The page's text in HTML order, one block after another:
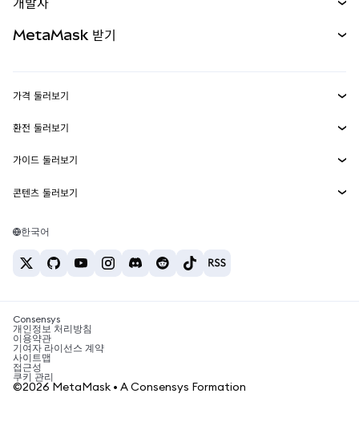
무기한 선물
실물자산
MetaMask Connect
Snaps
웹3 서비스
MetaMask 받기
보안
고객 지원
채용
가격 둘러보기
이더리움 가격
솔라나 가격
테더 가격
환전 둘러보기
ETH를 USD로 환전
USDT를 INR로 환전
BTC를 INR로 환전
ETH를 USDT로 환전
가이드 둘러보기
ETH 매수
USDT 매수
SHIB 매수
BNB 매수
콘텐츠 둘러보기
솔라나 지갑
암호화폐 세금 뉴스
암호화폐 매수 방법
비트코인 매도 방법
한국어
Consensys
개인정보 처리방침
이용약관
기여자 라이선스 계약
사이트맵
접근성
쿠키 관리
©2026 MetaMask • A Consensys Formation